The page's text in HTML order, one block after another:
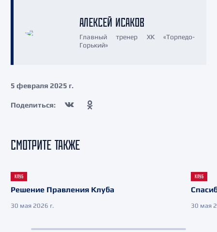
АЛЕКСЕЙ ИСАКОВ
Главный тренер ХК «Торпедо-
Горький»
5 февраля 2025 г.
Поделиться:
СМОТРИТЕ ТАКЖЕ
КЛУБ
Решение Правления Клуба
30 мая 2026 г.
КЛУБ
30 мая